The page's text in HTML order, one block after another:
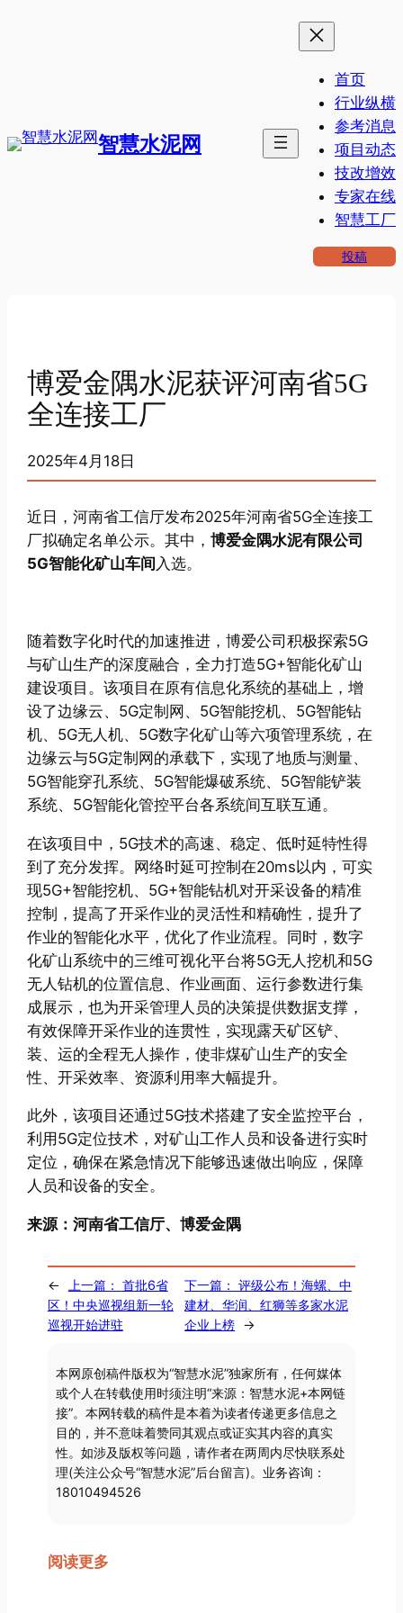
智慧水泥网
首页
行业纵横
参考消息
项目动态
技改增效
专家在线
智慧工厂
投稿
博爱金隅水泥获评河南省5G
全连接工厂
2025年4月18日
近日，河南省工信厅发布2025年河南省5G全连接工
厂拟确定名单公示。其中，博爱金隅水泥有限公司
5G智能化矿山车间 入选。
随着数字化时代的加速推进，博爱公司积极探索5G
与矿山生产的深度融合，全力打造5G+智能化矿山
建设项目。该项目在原有信息化系统的基础上，增
设了边缘云、5G定制网、5G智能挖机、5G智能钻
机、5G无人机、5G数字化矿山等六项管理系统，在
边缘云与5G定制网的承载下，实现了地质与测量、
5G智能穿孔系统、5G智能爆破系统、5G智能铲装
系统、5G智能化管控平台各系统间互联互通。
在该项目中，5G技术的高速、稳定、低时延特性得
到了充分发挥。网络时延可控制在20ms以内，可实
现5G+智能挖机、5G+智能钻机对开采设备的精准
控制，提高了开采作业的灵活性和精确性，提升了
作业的智能化水平，优化了作业流程。同时，数字
化矿山系统中的三维可视化平台将5G无人挖机和5G
无人钻机的位置信息、作业画面、运行参数进行集
成展示，也为开采管理人员的决策提供数据支撑，
有效保障开采作业的连贯性，实现露天矿区铲、
装、运的全程无人操作，使非煤矿山生产的安全
性、开采效率、资源利用率大幅提升。
此外，该项目还通过5G技术搭建了安全监控平台，
利用5G定位技术，对矿山工作人员和设备进行实时
定位，确保在紧急情况下能够迅速做出响应，保障
人员和设备的安全。
来源：河南省工信厅、博爱金隅
← 上一篇： 首批6省
区！中央巡视组新一轮
巡视开始进驻
下一篇： 评级公布！海螺、中
建材、华润、红狮等多家水泥
企业上榜 →
本网原创稿件版权为“智慧水泥”独家所有，任何媒体
或个人在转载使用时须注明“来源：智慧水泥+本网链
接”。本网转载的稿件是本着为读者传递更多信息之
目的，并不意味着赞同其观点或证实其内容的真实
性。如涉及版权等问题，请作者在两周内尽快联系处
理(关注公众号“智慧水泥”后台留言)。业务咨询：
18010494526
阅读更多